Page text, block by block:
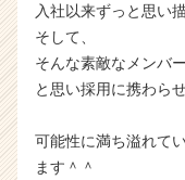
入社以来ずっと思い
そして、
そんな素敵なメンバ
と思い採用に携わら
可能性に満ち溢れて
ます＾＾